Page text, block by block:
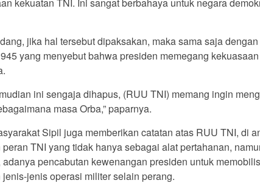
kekuatan TNI. Ini sangat berbahaya untuk negara
jika hal tersebut dipaksakan, maka sama saja
yang menyebut bahwa presiden memegang
ini sengaja dihapus, (RUU TNI) memang ingin
masa Orba,” paparnya.
Sipil juga memberikan catatan atas RUU TNI, di
TNI yang tidak hanya sebagai alat pertahanan,
pencabutan kewenangan presiden untuk
jenis-jenis operasi militer selain perang.